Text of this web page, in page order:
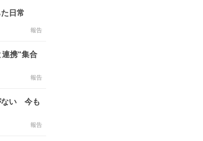
日常
報告
携“集合
報告
ない 今も
報告